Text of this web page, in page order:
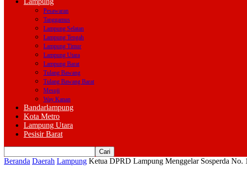
Pesawaran
Tanggamus
Lampung Selatan
Lampung Tengah
Lampung Timur
Lampung Utara
Lampung Barat
Tulang Bawang
Tulang Bawang Barat
Mesuji
Way Kanan
Bandarlampung
Kota Metro
Lampung Utara
Pesisir Barat
Beranda Daerah Lampung Ketua DPRD Lampung Menggelar Sosperda No.